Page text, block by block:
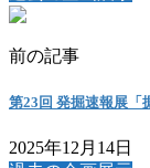
前の記事
第23回 発掘速報展「
2025年12月14日